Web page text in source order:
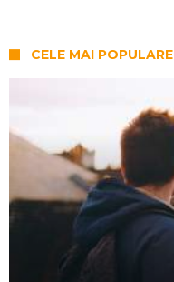
CELE MAI POPULARE